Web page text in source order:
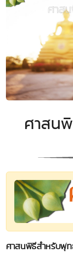
ศาสน
ศาสนพิธีสำหรับพุ